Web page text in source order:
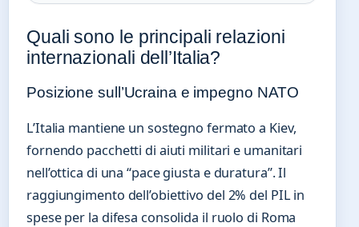
Quali sono le principali relazioni
internazionali dell’Italia?
Posizione sull’Ucraina e impegno NATO
L’Italia mantiene un sostegno fermato a Kiev,
fornendo pacchetti di aiuti militari e umanitari
nell’ottica di una “pace giusta e duratura”. Il
raggiungimento dell’obiettivo del 2% del PIL in
spese per la difesa consolida il ruolo di Roma